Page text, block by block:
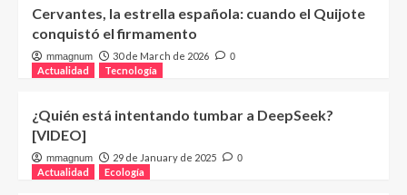
Cervantes, la estrella española: cuando el Quijote
conquistó el firmamento
mmagnum 30 de March de 2026 0
Actualidad Tecnología
¿Quién está intentando tumbar a DeepSeek?
[VIDEO]
mmagnum 29 de January de 2025 0
Actualidad Ecología